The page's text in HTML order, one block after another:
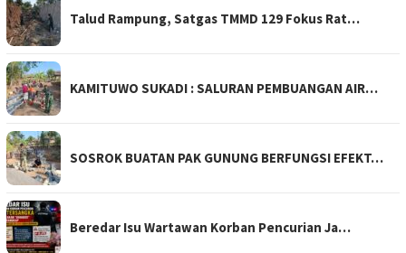
Talud Rampung, Satgas TMMD 129 Fokus Rat…
KAMITUWO SUKADI : SALURAN PEMBUANGAN AIR…
SOSROK BUATAN PAK GUNUNG BERFUNGSI EFEKT…
Beredar Isu Wartawan Korban Pencurian Ja…